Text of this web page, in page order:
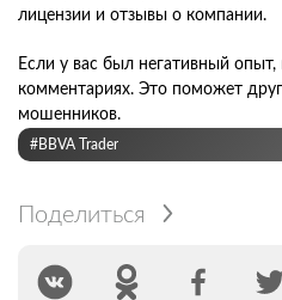
лицензии и отзывы о компании.
Если у вас был негативный
комментариях. Это поможет
мошенников.
#BBVA Trader
Поделиться